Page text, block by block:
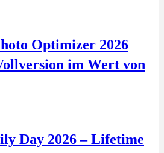
Optimizer 2026
im Wert von
Day 2026 – Lifetime